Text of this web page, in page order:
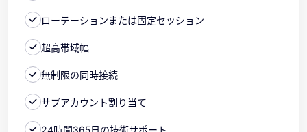
ローテーションまたは固定セッション
超高帯域幅
無制限の同時接続
サブアカウント割り当て
24時間365日の技術サポート